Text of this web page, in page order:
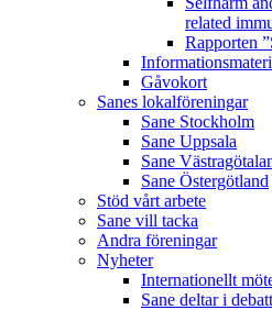
related
Rapporten
Gåvokort
Sanes lokalföreningar
Sane Stockholm
Sane Uppsala
Sane
Sane Östergötland
Stöd vårt arbete
Sane vill tacka
Andra föreningar
Nyheter
Internationellt
Sane deltar i